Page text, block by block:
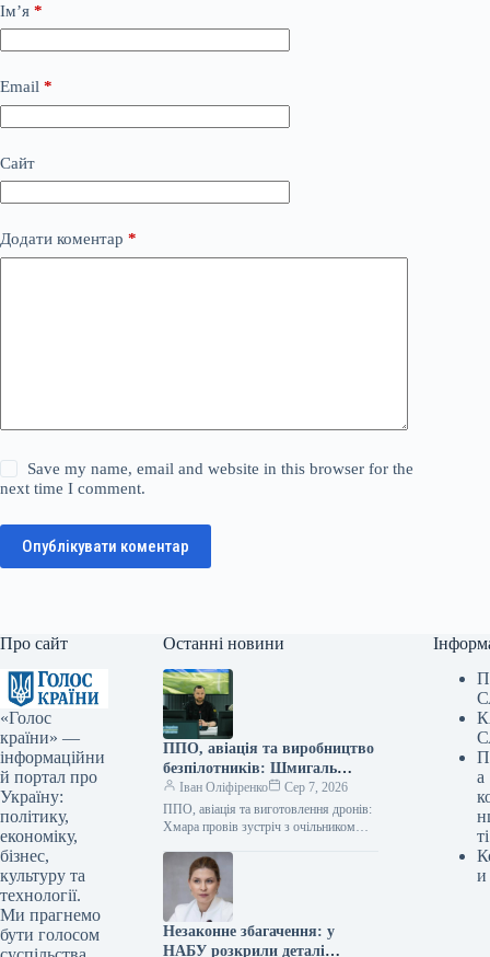
Ім’я *
Email *
Сайт
Додати коментар *
Save my name, email and website in this browser for the
next time I comment.
Опублікувати коментар
Про сайт
«Голос
країни» —
інформаційни
й портал про
Україну:
політику,
економіку,
бізнес,
культуру та
технології.
Ми прагнемо
бути голосом
Останні новини
ППО, авіація та виробництво
безпілотників: Шмигаль
провів зустріч із британським
міністром оборони
Іван Оліфіренко
Сер 7, 2026
ППО, авіація та виготовлення дронів:
Хмара провів зустріч з очільником
06.08.2026 11:19 Укрінформ
Виконувач обов’язків міністра
оборони…
Незаконне збагачення: у
НАБУ розкрили деталі
а
ті
и